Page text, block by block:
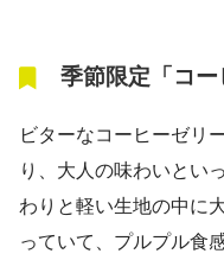
季節限定「コ
ビターなコーヒーゼリ
り、大人の味わいとい
わりと軽い生地の中に
っていて、プルプル食